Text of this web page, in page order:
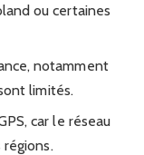
ou certaines
notamment
limités.
car le réseau